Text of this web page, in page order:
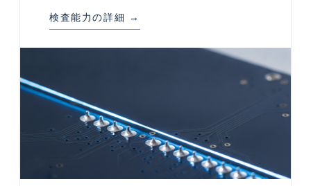
検査能力の詳細 →